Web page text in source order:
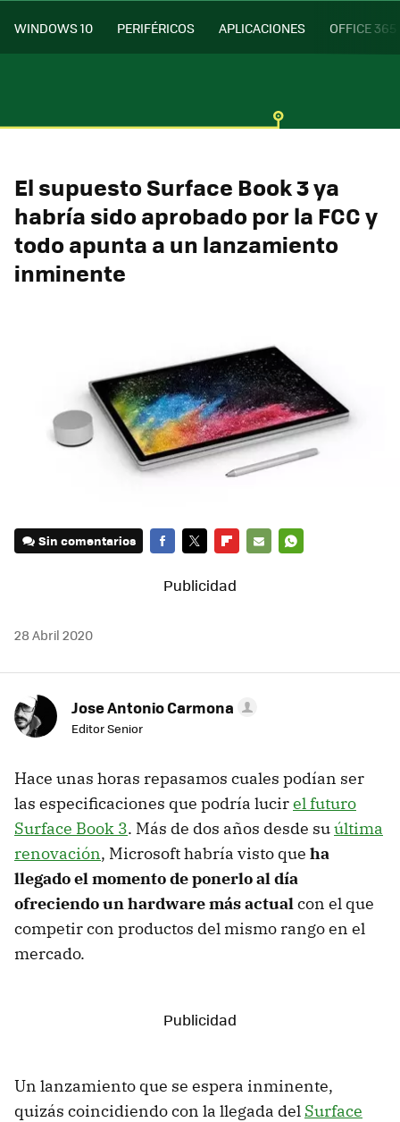
WINDOWS 10 PERIFÉRICOS APLICACIONES OFFICE 365
El supuesto Surface Book 3 ya
habría sido aprobado por la FCC y
todo apunta a un lanzamiento
inminente
Sin comentarios
28 Abril 2020
Jose Antonio Carmona
Editor Senior
Hace unas horas repasamos cuales podían ser
las especificaciones que podría lucirel futuro
Surface Book 3. Más de dos años desde suúltima
renovación, Microsoft habría visto que ha
llegado el momento de ponerlo al día
ofreciendo un hardware más actualcon el que
competir con productos del mismo rango en el
mercado.
Un lanzamiento que se espera inminente,
quizás coincidiendo con la llegada del Surface